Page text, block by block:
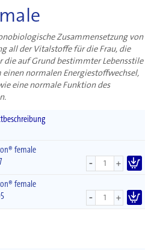
Zusammensetzung von
all der Vitalstoffe für die Frau, die
auf Grund bestimmter Lebensstile
normalen Energiestoffwechsel,
eine normale Funktion des
female
- +
female
- +